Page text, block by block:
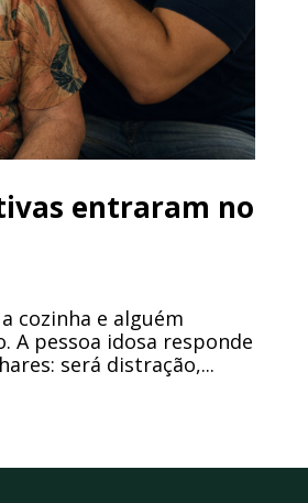
entraram no
cozinha e alguém
A pessoa idosa responde
será distração,...